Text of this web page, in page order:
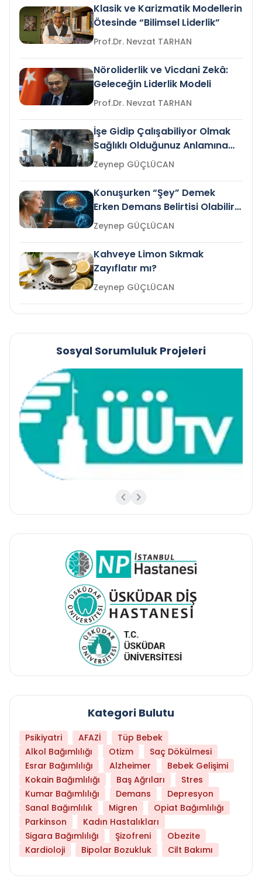
Klasik ve Karizmatik Modellerin
Ötesinde “Bilimsel Liderlik”
Prof.Dr. Nevzat TARHAN
Nöroliderlik ve Vicdani Zekâ:
Geleceğin Liderlik Modeli
Prof.Dr. Nevzat TARHAN
İşe Gidip Çalışabiliyor Olmak
Sağlıklı Olduğunuz Anlamına
Gelir mi?Zeynep GÜÇLÜCAN
Konuşurken “Şey” Demek
Erken Demans Belirtisi Olabilir
mi?
Zeynep GÜÇLÜCAN
Kahveye Limon Sıkmak
Zayıflatır mı?
Zeynep GÜÇLÜCAN
Sosyal Sorumluluk Projeleri
Kategori Bulutu
Psikiyatri AFAZİ
Tüp Bebek
Alkol Bağımlılığı
Otizm
Saç Dökülmesi
Esrar Bağımlılığı
Alzheimer
Bebek Gelişimi
Kokain Bağımlılığı
Baş Ağrıları
Stres
Kumar Bağımlılığı
Demans
Depresyon
Sanal Bağımlılık
Migren
Opiat Bağımlılığı
Parkinson
Kadın Hastalıkları
Sigara Bağımlılığı
Şizofreni
Obezite
Kardioloji
Bipolar Bozukluk Cilt Bakımı